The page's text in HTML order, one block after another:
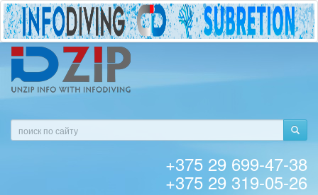
+375 29 699-47-38
+375 29 319-05-26